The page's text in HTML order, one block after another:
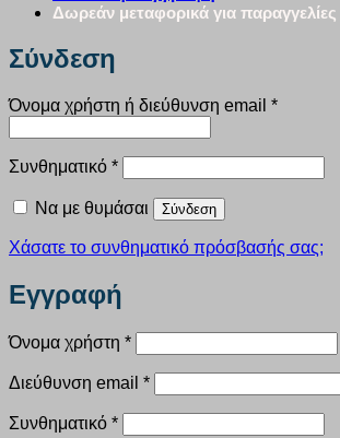
Δωρεάν μεταφορικά για
Σύνδεση
Όνομα χρήστη ή διεύθυνση email *
Συνθηματικό *Απαιτείται
Να με θυμάσαι Σύνδεση
Χάσατε το συνθηματικό πρόσβασής σας;
Εγγραφή
Όνομα χρήστη *Απαιτείται
Διεύθυνση email *Απαιτείται
Συνθηματικό *Απαιτείται